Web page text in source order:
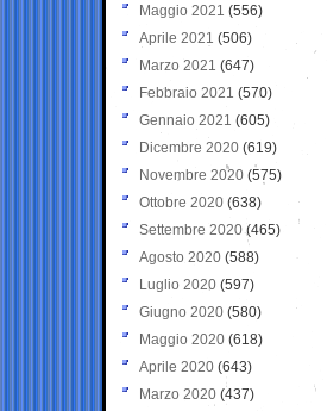
Maggio 2021 (556)
Aprile 2021 (506)
Marzo 2021 (647)
Febbraio 2021 (570)
Gennaio 2021 (605)
Dicembre 2020 (619)
Novembre 2020 (575)
Ottobre 2020 (638)
Settembre 2020(465)
Agosto 2020 (588)
Luglio 2020 (597)
Giugno 2020 (580)
Maggio 2020 (618)
Aprile 2020 (643)
Marzo 2020 (437)